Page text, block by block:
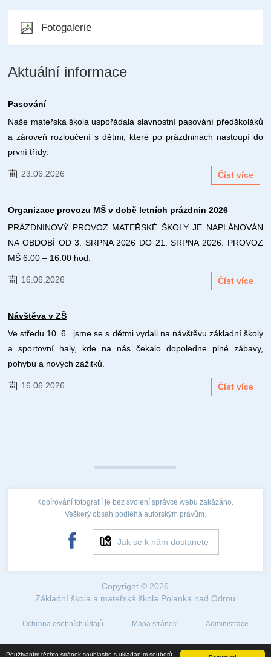
Používáním těchto stránek souhlasíte s ukládáním souborů
Fotogalerie
Aktuální informace
Pasování
Naše mateřská škola uspořádala slavnostní pasování předškoláků
a zároveň rozloučení s dětmi, které po prázdninách nastoupí do
první třídy.
23.06.2026 Číst více
Organizace provozu MŠ v době letních prázdnin 2026
PRÁZDNINOVÝ PROVOZ MATEŘSKÉ ŠKOLY JE NAPLÁNOVÁN
NA OBDOBÍ OD 3. SRPNA 2026 DO 21. SRPNA 2026. PROVOZ
MŠ 6.00 – 16.00 hod.
16.06.2026 Číst více
Návštěva v ZŠ
Ve středu 10. 6. jsme se s dětmi vydali na návštěvu základní školy
a sportovní haly, kde na nás čekalo dopoledne plné zábavy,
pohybu a nových zážitků.
16.06.2026 Číst více
Kopírování fotografií je bez svolení správce webu zakázáno.
Veškerý obsah podléhá autorským právům.
Jak se k nám dostanete
Copyright © 2026
Základní škola a mateřská škola Polanka nad Odrou
Ochrana osobních údajů Mapa stránek Administrace